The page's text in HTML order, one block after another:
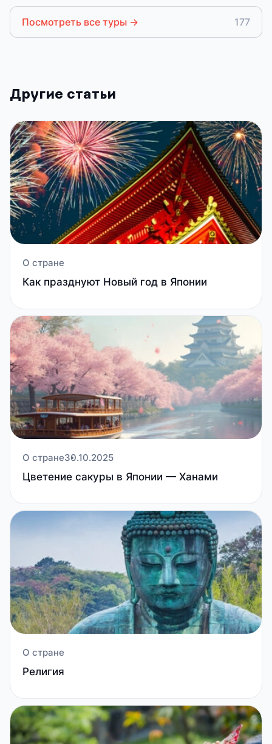
Посмотреть все туры → 177
Другие статьи
О стране
Как празднуют Новый год в Японии
О стране30.10.2025
Цветение сакуры в Японии — Ханами
О стране
Религия